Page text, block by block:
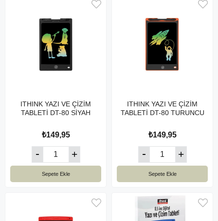
ITHINK YAZI VE ÇİZİM
TABLETİ DT-80 SİYAH
₺149,95
Sepete Ekle
ITHINK YAZI VE ÇİZİM
TABLETİ DT-80 TURUNCU
₺149,95
Sepete Ekle